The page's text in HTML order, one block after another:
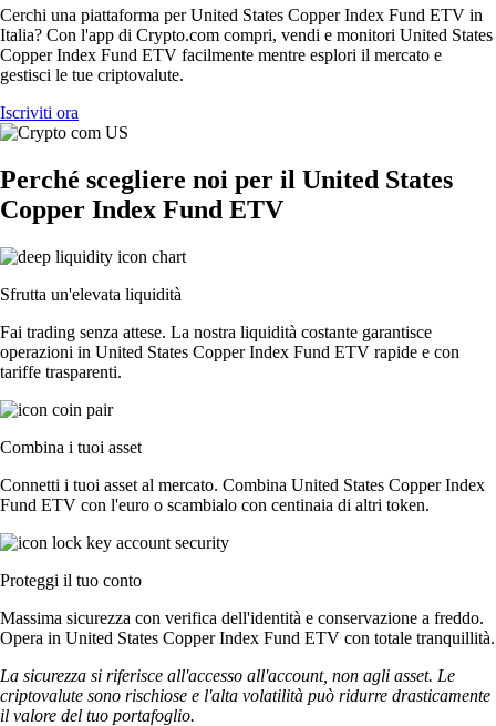
Cerchi una piattaforma per United States Copper Index Fund ETV in
Italia? Con l'app di Crypto.com compri, vendi e monitori United States
Copper Index Fund ETV facilmente mentre esplori il mercato e
gestisci le tue criptovalute.
Iscriviti ora
Perché scegliere noi per il United States
Copper Index Fund ETV
Sfrutta un'elevata liquidità
Fai trading senza attese. La nostra liquidità costante garantisce
operazioni in United States Copper Index Fund ETV rapide e con
tariffe trasparenti.
Combina i tuoi asset
Connetti i tuoi asset al mercato. Combina United States Copper Index
Fund ETV con l'euro o scambialo con centinaia di altri token.
Proteggi il tuo conto
Massima sicurezza con verifica dell'identità e conservazione a freddo.
Opera in United States Copper Index Fund ETV con totale tranquillità.
La sicurezza si riferisce all'accesso all'account, non agli asset. Le
criptovalute sono rischiose e l'alta volatilità può ridurre drasticamente
il valore del tuo portafoglio.